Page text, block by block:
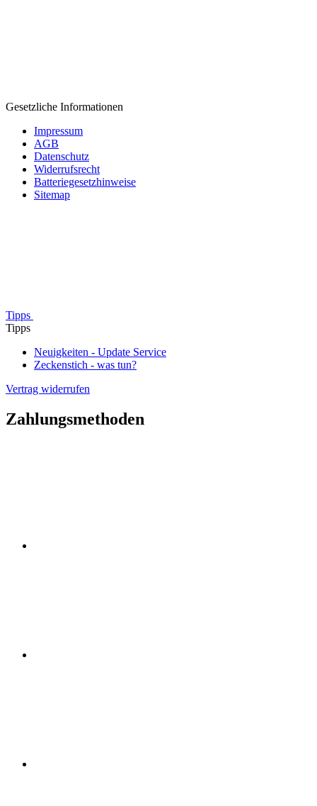
Gesetzliche Informationen
Impressum
AGB
Datenschutz
Widerrufsrecht
Batteriegesetzhinweise
Sitemap
Tipps
Tipps
Neuigkeiten - Update Service
Zeckenstich - was tun?
Vertrag widerrufen
Zahlungsmethoden